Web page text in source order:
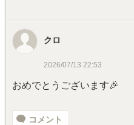
クロ
2026/07/13 22:53
おめでとうございます🎉
コメント